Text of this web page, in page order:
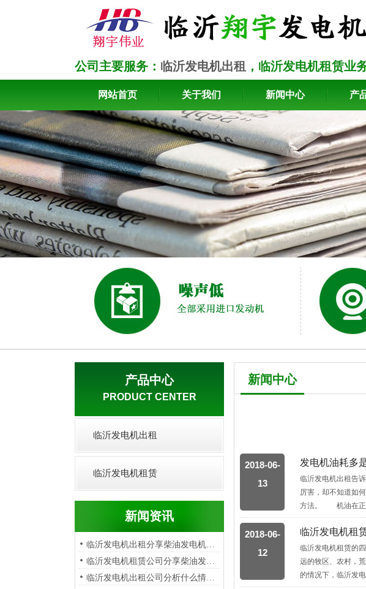
公司主要服务： 临沂发电机出租 ，临沂发电机租赁业
网站首页 关于我们 新闻中心 产
产品中心
PRODUCT CENTER
临沂发电机出租
临沂发电机租赁
新闻资讯
临沂发电机出租分享柴油发电机出…
临沂发电机租赁公司分享柴油发电…
临沂发电机出租公司分析​什么情…
新闻中心
2018-06-
13
发电机油耗多
临沂发电机出租告
厉害，却不知道如
方法。 机油在正
2018-06-
12
临沂发电机租
临沂发电机租赁的
远的牧区、农村，
的情况下，临沂发